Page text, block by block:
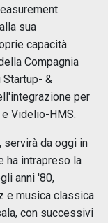
sua
capacità
Compagnia
&
per
Videlio-HMS.
servirà da oggi in
ha intrapreso la
anni '80,
e musica classica
con successivi